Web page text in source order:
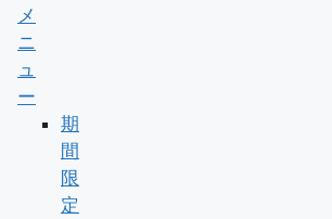
メ
ニ
ュ
ー
期
間
限
定